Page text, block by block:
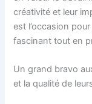
créativité et leur
est l’occasion
fascinant tout en
Un grand bravo
et la qualité de